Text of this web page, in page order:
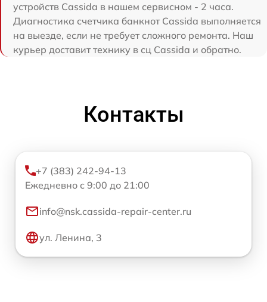
устройств Cassida в нашем сервисном - 2 часа.
Диагностика счетчика банкнот Cassida выполняется
на выезде, если не требует сложного ремонта. Наш
курьер доставит технику в сц Cassida и обратно.
Контакты
+7 (383) 242-94-13
Ежедневно с 9:00 до 21:00
info@nsk.cassida-repair-center.ru
ул. Ленина, 3